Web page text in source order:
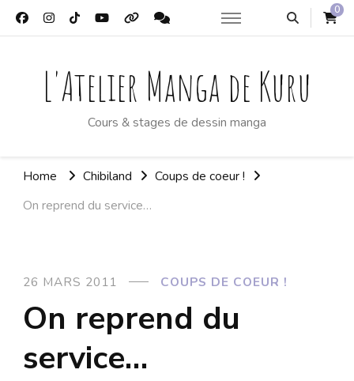
0
L'Atelier Manga de Kuru
Cours & stages de dessin manga
Home Chibiland
Coups de coeur !
On reprend du service…
26 MARS 2011 COUPS DE COEUR !
On reprend du
service…